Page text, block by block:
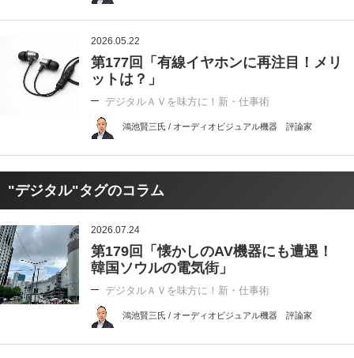
2026.05.22
第177回「有線イヤホンに再注目！メリ
ットは？」
デジタルＡＶを味方に！新・仕事術
鴻池賢三氏 / オーディオビジュアル機器 評論家
"デジタル"タグのコラム
2026.07.24
第179回「懐かしのAV機器にも遭遇！
韓国ソウルの電気街」
デジタルＡＶを味方に！新・仕事術
鴻池賢三氏 / オーディオビジュアル機器 評論家